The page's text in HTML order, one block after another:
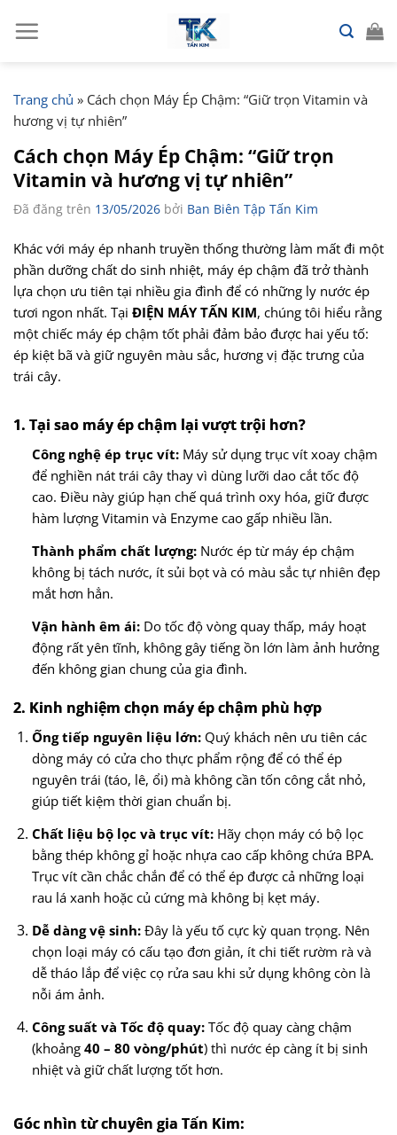
đến
Trang chủ » Cách chọn Máy Ép Chậm: “Giữ trọn Vitamin và
hương vị tự nhiên”
Cách chọn Máy Ép Chậm: “Giữ trọn
Vitamin và hương vị tự nhiên”
Đã đăng trên 13/05/2026 bởi Ban Biên Tập Tấn Kim
Khác với máy ép nhanh truyền thống thường làm mất đi một
phần dưỡng chất do sinh nhiệt, máy ép chậm đã trở thành
lựa chọn ưu tiên tại nhiều gia đình để có những ly nước ép
tươi ngon nhất. Tại ĐIỆN MÁY TẤN KIM, chúng tôi hiểu rằng
một chiếc máy ép chậm tốt phải đảm bảo được hai yếu tố:
ép kiệt bã và giữ nguyên màu sắc, hương vị đặc trưng của
trái cây.
1. Tại sao máy ép chậm lại vượt trội hơn?
Công nghệ ép trục vít:Máy sử dụng trục vít xoay chậm
để nghiền nát trái cây thay vì dùng lưỡi dao cắt tốc độ
cao. Điều này giúp hạn chế quá trình oxy hóa, giữ được
hàm lượng Vitamin và Enzyme cao gấp nhiều lần.
Thành phẩm chất lượng:Nước ép từ máy ép chậm
không bị tách nước, ít sủi bọt và có màu sắc tự nhiên đẹp
mắt hơn hẳn.
Vận hành êm ái:Do tốc độ vòng quay thấp, máy hoạt
động rất yên tĩnh, không gây tiếng ồn lớn làm ảnh hưởng
đến không gian chung của gia đình.
2. Kinh nghiệm chọn máy ép chậm phù hợp
Ống tiếp nguyên liệu lớn:Quý khách nên ưu tiên các
dòng máy có cửa cho thực phẩm rộng để có thể ép
nguyên trái (táo, lê, ổi) mà không cần tốn công cắt nhỏ,
giúp tiết kiệm thời gian chuẩn bị.
Chất liệu bộ lọc và trục vít:Hãy chọn máy có bộ lọc
bằng thép không gỉ hoặc nhựa cao cấp không chứa BPA.
Trục vít cần chắc chắn để có thể ép được cả những loại
rau lá xanh hoặc củ cứng mà không bị kẹt máy.
Dễ dàng vệ sinh:Đây là yếu tố cực kỳ quan trọng. Nên
chọn loại máy có cấu tạo đơn giản, ít chi tiết rườm rà và
dễ tháo lắp để việc cọ rửa sau khi sử dụng không còn là
nỗi ám ảnh.
Công suất và Tốc độ quay:Tốc độ quay càng chậm
(khoảng 40 – 80 vòng/phút) thì nước ép càng ít bị sinh
nhiệt và giữ chất lượng tốt hơn.
Góc nhìn từ chuyên gia Tấn Kim: